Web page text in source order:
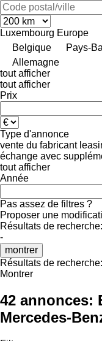
Luxembourg Europe
Belgique
Pays-
Allemagne
tout afficher
tout afficher
Prix
Type d'annonce
vente du fabricant
échange avec
tout afficher
Année
Pas assez de filtres ?
Proposer une
Résultats de recherche:
-
montrer
Résultats de recherche:
Montrer
42 annonces:
Mercedes-